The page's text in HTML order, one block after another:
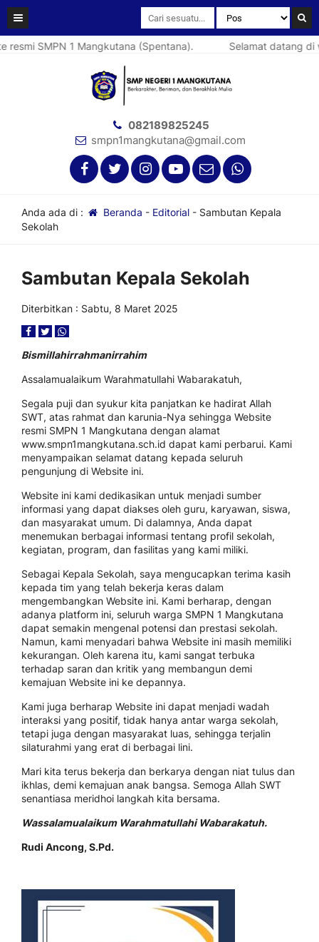
SMPN 1 Mangkutana (Spentana). Selamat datang di
082189825245
smpn1mangkutana@gmail.com
Anda ada di : Beranda - Editorial- Sambutan Kepala
Sekolah
Sambutan Kepala Sekolah
Diterbitkan : Sabtu, 8 Maret 2025
Bismillahirrahmanirrahim
Assalamualaikum Warahmatullahi Wabarakatuh,
Segala puji dan syukur kita panjatkan ke hadirat Allah
SWT, atas rahmat dan karunia-Nya sehingga Website
resmi SMPN 1 Mangkutana dengan alamat
www.smpn1mangkutana.sch.id dapat kami perbarui. Kami
menyampaikan selamat datang kepada seluruh
pengunjung di Website ini.
Website ini kami dedikasikan untuk menjadi sumber
informasi yang dapat diakses oleh guru, karyawan, siswa,
dan masyarakat umum. Di dalamnya, Anda dapat
menemukan berbagai informasi tentang profil sekolah,
kegiatan, program, dan fasilitas yang kami miliki.
Sebagai Kepala Sekolah, saya mengucapkan terima kasih
kepada tim yang telah bekerja keras dalam
mengembangkan Website ini. Kami berharap, dengan
adanya platform ini, seluruh warga SMPN 1 Mangkutana
dapat semakin mengenal potensi dan prestasi sekolah.
Namun, kami menyadari bahwa Website ini masih memiliki
kekurangan. Oleh karena itu, kami sangat terbuka
terhadap saran dan kritik yang membangun demi
kemajuan Website ini ke depannya.
Kami juga berharap Website ini dapat menjadi wadah
interaksi yang positif, tidak hanya antar warga sekolah,
tetapi juga dengan masyarakat luas, sehingga terjalin
silaturahmi yang erat di berbagai lini.
Mari kita terus bekerja dan berkarya dengan niat tulus dan
ikhlas, demi kemajuan anak bangsa. Semoga Allah SWT
senantiasa meridhoi langkah kita bersama.
Wassalamualaikum Warahmatullahi Wabarakatuh.
Rudi Ancong, S.Pd.